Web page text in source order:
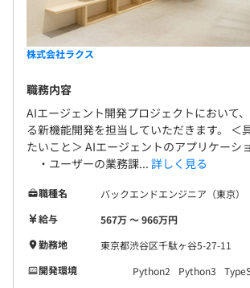
株式会社ラクス
職務内容
AIエージェント開発プロジェクトにおいて
る新機能開発を担当していただきます。 ＜
たいこと＞ AIエージェントのアプリケーシ
・ユーザーの業務課... 詳しく見る
職種名
バックエンドエンジニア（東京）
給与
567万 〜 966万円
勤務地
東京都渋谷区千駄ヶ谷5-27-11
開発環境
Python2 Python3